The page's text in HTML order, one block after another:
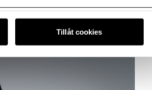
Tillåt cookies